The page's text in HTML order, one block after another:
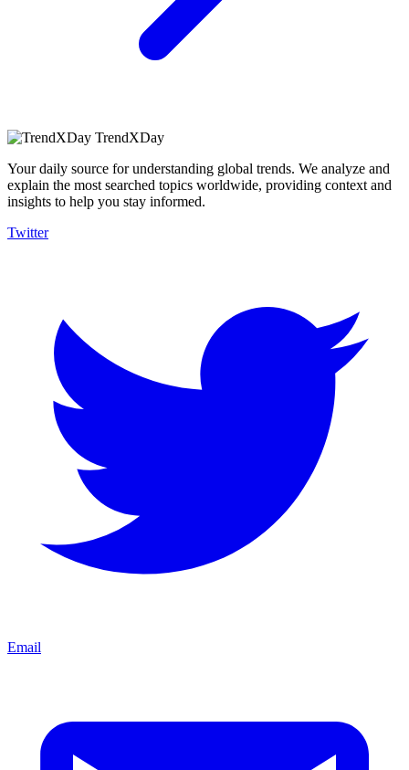
TrendXDay
Your daily source for understanding global trends. We analyze and
explain the most searched topics worldwide, providing context and
insights to help you stay informed.
Twitter
Email